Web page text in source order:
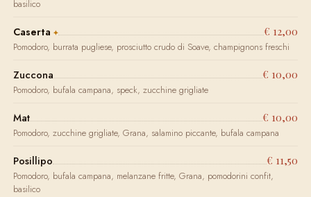
basilico
Caserta € 12,00
Pomodoro, burrata pugliese, prosciutto crudo di Soave, champignons freschi
Zuccona € 10,00
Pomodoro, bufala campana, speck, zucchine grigliate
Mat € 10,00
Pomodoro, zucchine grigliate, Grana, salamino piccante, bufala campana
Posillipo € 11,50
Pomodoro, bufala campana, melanzane fritte, Grana, pomodorini confit,
basilico